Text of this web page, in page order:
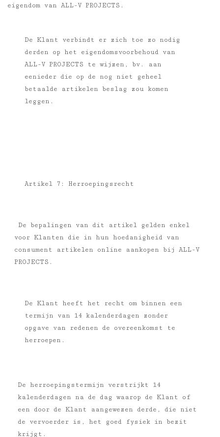
eigendom van ALL-V PROJECTS.
De Klant verbindt er zich toe zo nodig
derden op het eigendomsvoorbehoud van
ALL-V PROJECTS te wijzen, bv. aan
eenieder die op de nog niet geheel
betaalde artikelen beslag zou komen
leggen.
Artikel 7: Herroepingsrecht
De bepalingen van dit artikel gelden enkel
voor Klanten die in hun hoedanigheid van
consument artikelen online aankopen bij ALL-V
PROJECTS.
De Klant heeft het recht om binnen een
termijn van 14 kalenderdagen zonder
opgave van redenen de overeenkomst te
herroepen.
De herroepingstermijn verstrijkt 14
kalenderdagen na de dag waarop de Klant of
een door de Klant aangewezen derde, die niet
de vervoerder is, het goed fysiek in bezit
krijgt.